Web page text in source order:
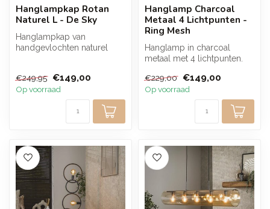
Hanglampkap Rotan
Naturel L - De Sky
Hanglampkap van
handgevlochten naturel
€249,95 €149,00
Op voorraad
Hanglamp Charcoal
Metaal 4 Lichtpunten -
Ring Mesh
Hanglamp in charcoal
metaal met 4 lichtpunten.
licht e...
€229,00 €149,00
Op voorraad